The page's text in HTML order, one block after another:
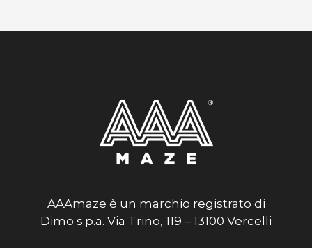
AAAmaze è un marchio registrato di
Dimo s.p.a. Via Trino, 119 – 13100 Vercelli